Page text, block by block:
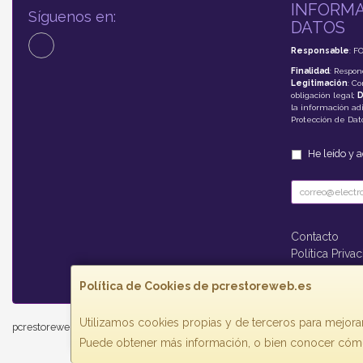
Política de Cookies de pcrestoreweb.es
Utilizamos cookies propias y de terceros para
Puede obtener más información, o bien conocer
Síguenos en:
DATOS
Responsable:
Finalidad:
Legitimación:
obligación legal;
la información
Protección de
He leído y
Contacto
Política
pcrestoreweb.es © 2026